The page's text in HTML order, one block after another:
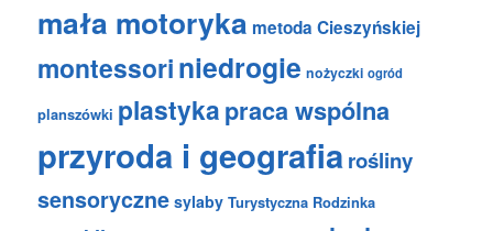
mała motoryka metoda Cieszyńskiej
montessoriniedrogie nożyczki ogród
planszówki plastykapraca wspólna
przyroda i geografiarośliny
sensoryczne sylaby Turystyczna Rodzinka